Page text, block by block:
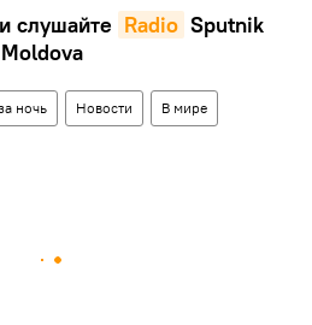
и слушайте Radio Sputnik
Moldova
ночь Новости В мире